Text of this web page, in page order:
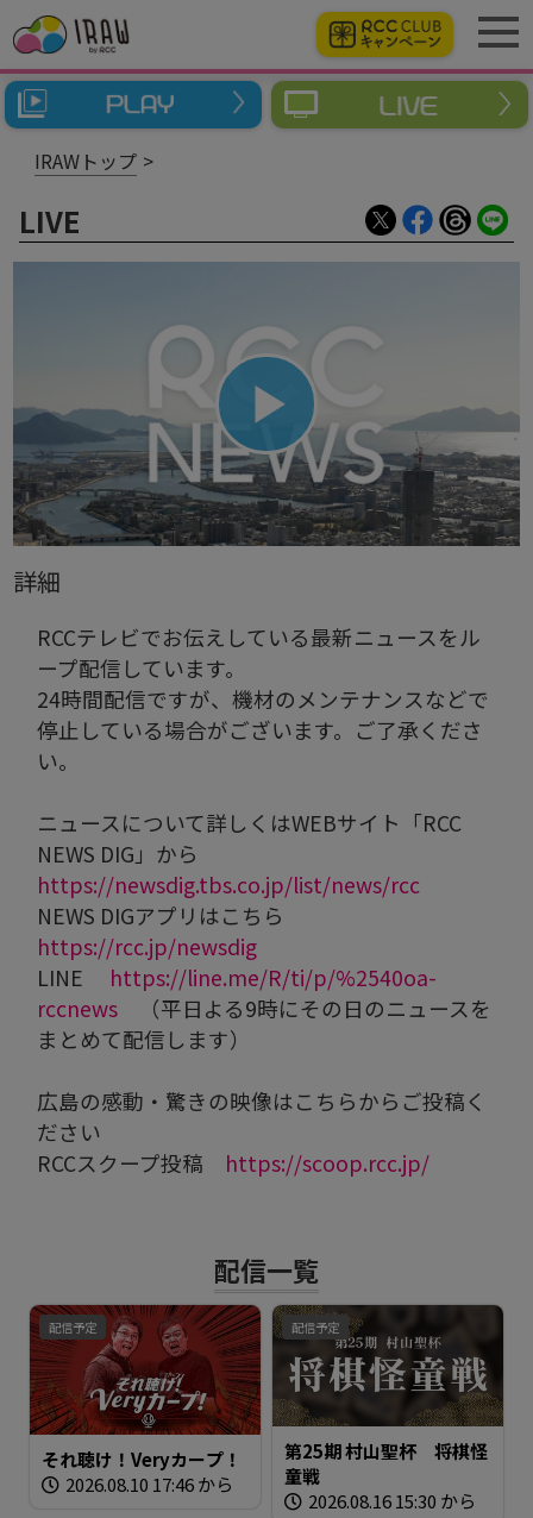
IRAWトップ
LIVE
詳細
RCCテレビでお伝えしている最新ニュースをル
ープ配信しています。
24時間配信ですが、機材のメンテナンスなどで
停止している場合がございます。ご了承くださ
い。
ニュースについて詳しくはWEBサイト「RCC
NEWS DIG」から
https://newsdig.tbs.co.jp/list/news/rcc
NEWS DIGアプリはこちら
https://rcc.jp/newsdig
LINE https://line.me/R/ti/p/%2540oa-
rccnews （平日よる9時にその日のニュースを
まとめて配信します）
広島の感動・驚きの映像はこちらからご投稿く
ださい
RCCスクープ投稿 https://scoop.rcc.jp/
配信一覧
配信予定
それ聴け！Veryカープ！
2026.08.10 17:46 から
配信予定
第25期 村山聖杯 将棋怪
童戦
2026.08.16 15:30 から